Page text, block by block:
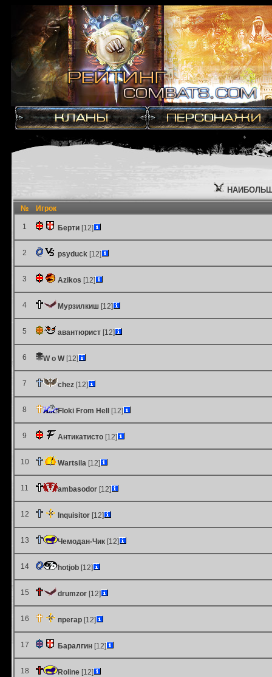
№ Игрок
1 Берти [12]
2 psyduck [12]
3 Azikos [12]
4 Мурзилкиш [12]
5 авантюрист [12]
6 W o W[12]
7 chez [12]
8 Floki From Hell [12]
9 Антикатисто [12]
10 Wartsila [12]
11 ambasodor [12]
12 Inquisitor [12]
13 Чемодан-Чик [12]
14 hotjob [12]
15 drumzor [12]
16 прегар [12]
17 Баралгин [12]
18 Roline [12]